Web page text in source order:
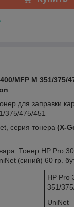
MFP M 351/375/
для заправки
375/475/451
серия тонера (X-
Тонер HP Pro
(синий) 60 гр.
HP Pro
351/
UniNet